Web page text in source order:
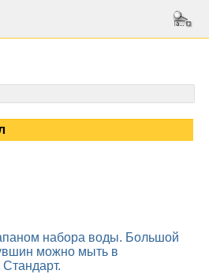
набора воды. Большой
можно мыть в